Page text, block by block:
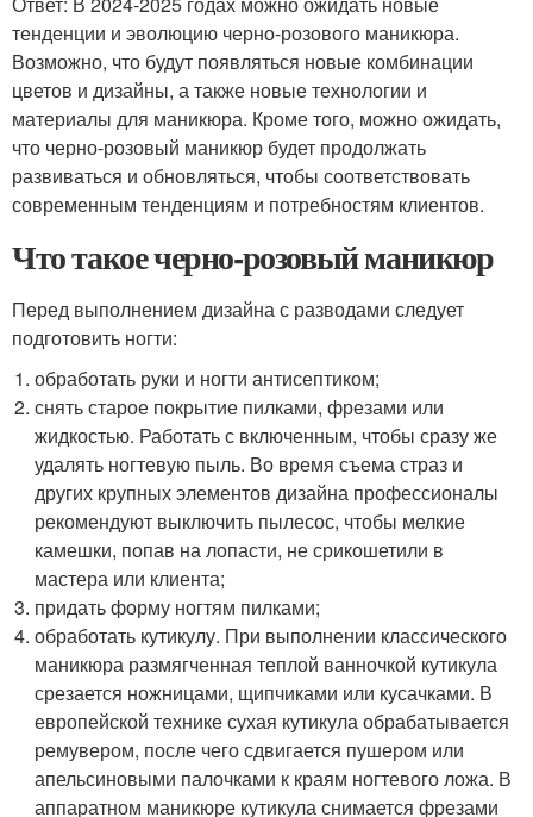
тенденции и эволюцию черно-розового маникюра.
Возможно, что будут появляться новые комбинации
цветов и дизайны, а также новые технологии и
материалы для маникюра. Кроме того, можно ожидать,
что черно-розовый маникюр будет продолжать
развиваться и обновляться, чтобы соответствовать
современным тенденциям и потребностям клиентов.
Что такое черно-розовый маникюр
Перед выполнением дизайна с разводами следует
подготовить ногти:
обработать руки и ногти антисептиком;
снять старое покрытие пилками, фрезами или
жидкостью. Работать с включенным, чтобы сразу же
удалять ногтевую пыль. Во время съема страз и
других крупных элементов дизайна профессионалы
рекомендуют выключить пылесос, чтобы мелкие
камешки, попав на лопасти, не срикошетили в
мастера или клиента;
придать форму ногтям пилками;
обработать кутикулу. При выполнении классического
маникюра размягченная теплой ванночкой кутикула
срезается ножницами, щипчиками или кусачками. В
европейской технике сухая кутикула обрабатывается
ремувером, после чего сдвигается пушером или
апельсиновыми палочками к краям ногтевого ложа. В
аппаратном маникюре кутикула снимается фрезами